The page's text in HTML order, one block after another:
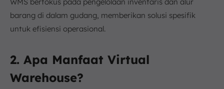
barang di dalam gudang, memberikan solusi spesifik
untuk efisiensi operasional.
2. Apa Manfaat Virtual
Warehouse?